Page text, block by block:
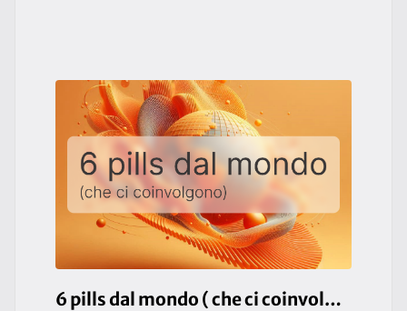
6 pills dal mondo ( che ci coinvolgono )